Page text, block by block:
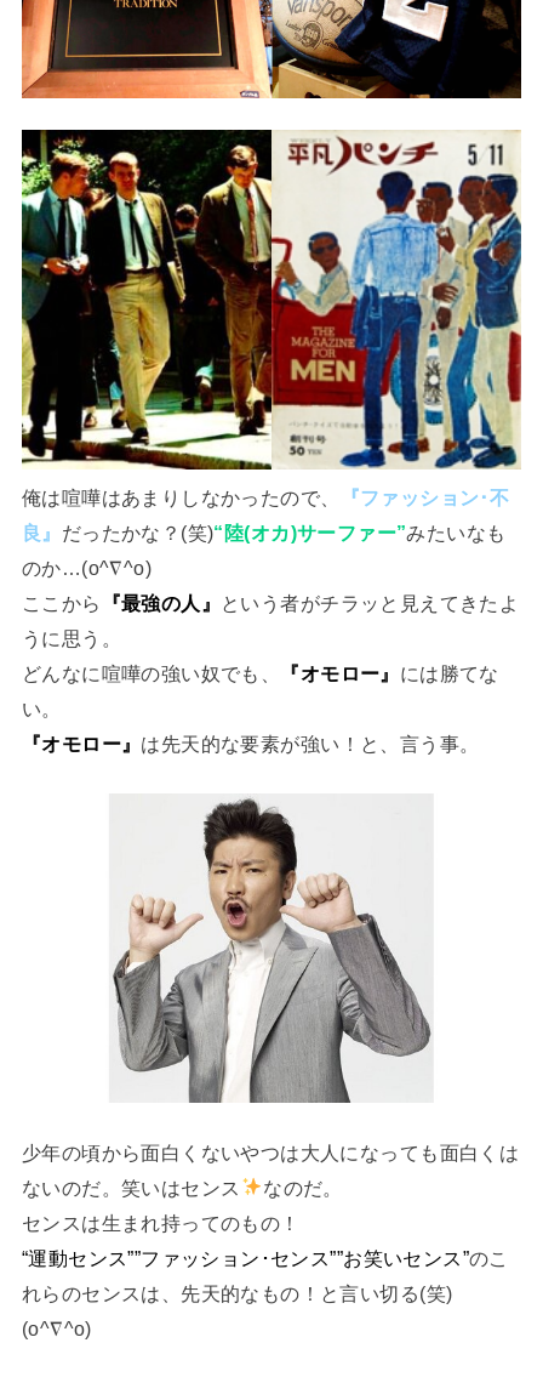
俺は喧嘩はあまりしなかったので、
『ファッション･不
良』 だったかな？(笑)“陸(オカ)サーファー”みたいなも
のか…(o^∇^o)
ここから
『最強の人』
という者がチラッと見えてきたよ
うに思う。
どんなに喧嘩の強い奴でも、
『オモロー』 には勝てな
い。
『オモロー』 は先天的な要素が強い！と、言う事。
少年の頃から面白くないやつは大人になっても面白くは
ないのだ。笑いはセンス
なのだ。
センスは生まれ持ってのもの！
“運動センス””ファッション･センス””お笑いセンス”のこ
れらのセンスは、先天的なもの！と言い切る(笑)
(o^∇^o)